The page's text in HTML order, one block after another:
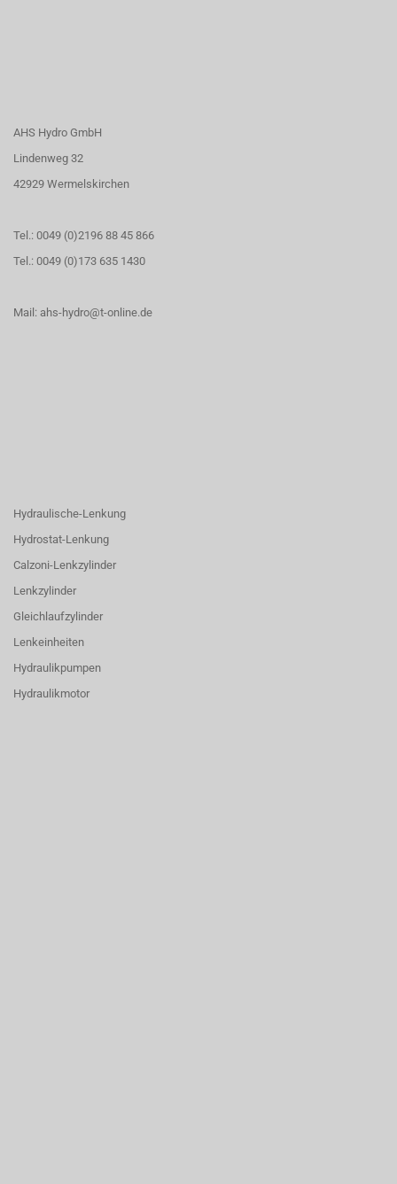
AHS Hydro GmbH
Lindenweg 32
42929 Wermelskirchen
Tel.: 0049 (0)2196 88 45 866
Tel.: 0049 (0)173 635 1430
Mail: ahs-hydro@t-online.de
Hydraulische-Lenkung
Hydrostat-Lenkung
Calzoni-Lenkzylinder
Lenkzylinder
Gleichlaufzylinder
Lenkeinheiten
Hydraulikpumpen
Hydraulikmotor